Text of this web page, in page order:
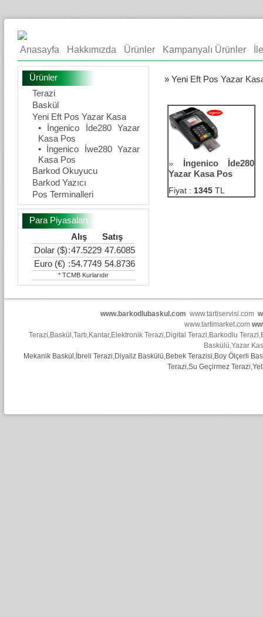
Anasayfa Hakkımızda Ürünler Kampanyalı Ürünler
Ürünler
Terazi
Baskül
Yeni Eft Pos Yazar Kasa
• İngenico İde280 Yazar
Kasa Pos
• İngenico İwe280 Yazar
Kasa Pos
Barkod Okuyucu
Barkod Yazıcı
Pos Terminalleri
Para Piyasaları
Alış
Satış
Dolar ($):47.5229 47.6085
Euro (€) :54.7749 54.8736
* TCMB Kurlarıdır
» Yeni Eft Pos Yazar
» İngenico İde280
Yazar Kasa Pos
Fiyat : 1345 TL
www.barkodlubaskul.com www.tartiservisi.com
www.tartimarket.com
Terazi,Baskül ,Tartı,Kantar,Elektronik Terazi,Digital Terazi,Barkodlu Terazi,
Baskülü,Yazar
Mekanik Baskül , İbreli Terazi,Diyaliz Baskülü,Bebek Terazisi,Boy Ölçerli
Terazi,Su Geçirmez Terazi,